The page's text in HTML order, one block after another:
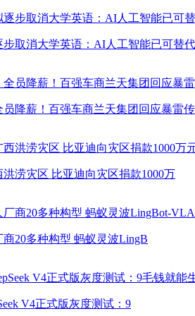
取消大学英语：AI人工智能已可替代
降薪！百强车商兰天集团回应暴雷
涝灾区 比亚迪向灾区捐款1000万
20多种构型 蚂蚁灵波LingB
V4正式版灰度测试：9